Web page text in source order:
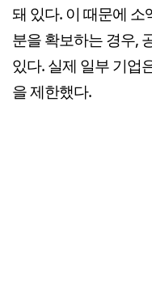
돼 있다. 이 때문에
분을 확보하는 경우,
있다. 실제 일부 기업
을 제한했다.